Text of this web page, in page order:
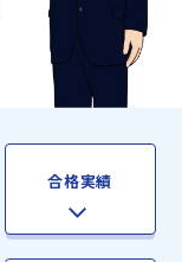
合格実績